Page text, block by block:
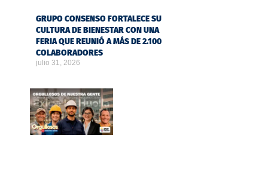
GRUPO CONSENSO FORTALECE SU
CULTURA DE BIENESTAR CON UNA
FERIA QUE REUNIÓ A MÁS DE 2.100
COLABORADORES
julio 31, 2026